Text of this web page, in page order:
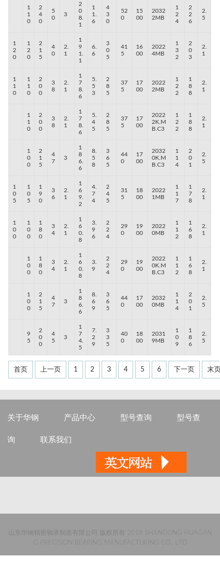
1
1
0
2
4
0
5
0
3
2
0
8.
1
1
1.
6
4
3
0
52
0
15
00
2032
2MB
1
2
4
2
2
6
2.
5
1
2
0
1
2
0
2
1
5
4
0
2.
1
1
9
1.
1
6.
6
3
0
5
41
5
16
00
2022
4MB
1
3
2
2
0
3
2.
1
1
1
0
1
1
0
2
0
0
3
8
2.
1
1
7
8.
6
5.
5
3
2
8
5
37
5
17
00
2022
2MB
1
2
2
1
8
8
2.
1
1
1
0
2
0
0
3
8
2.
1
1
7
8.
6
5.
4
5
2
8
5
37
5
17
00
2022
2K.M
B.C3
1
2
2
1
8
8
2.
1
1
0
0
2
1
5
4
7
3
1
8
6.
6
8.
5
8
3
6
5
44
0
17
00
2032
0K.M
B.C3
1
1
4
2
0
1
2.
5
1
0
5
1
0
5
1
9
0
3
6
2.
1
1
6
9.
2
4.
7
4
2
4
5
31
5
18
00
2022
1MB
1
1
7
1
7
8
2.
1
1
0
0
1
0
0
1
8
0
3
4
2.
1
1
6
0.
8
3.
9
6
2
2
4
29
0
19
00
2022
0MB
1
1
2
1
6
8
2.
1
1
0
0
1
8
0
3
4
2.
1
1
6
0.
8
3.
9
2
2
4
29
0
19
00
2022
0K.M
B.C3
1
1
2
1
6
8
2.
1
1
0
0
2
1
5
4
7
3
1
8
6.
6
8.
6
9
3
6
5
44
0
17
00
2032
0MB
1
1
4
2
0
1
2.
5
9
5
2
0
0
4
5
3
1
7
4.
5
7.
2
9
3
3
5
40
0
18
00
2031
9MB
1
0
9
1
8
6
2.
5
首页 上一页 1 2 3 4 5 6 下一页 末
关于华钢 产品中心 型号查询 型号查
询 联系我们
山东华钢精密轴承制造有限公司 版权所有 2018 SHANDONG HUAGAN
G PRECISION BEARING MANUFACTURING CO., LTD